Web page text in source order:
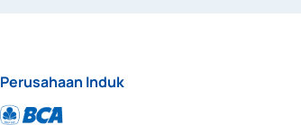
Perusahaan Induk